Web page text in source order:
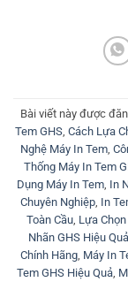
Bài viết này được
Tem GHS Cách Lựa
Nghệ Máy In Tem
Thống Máy In Tem
Dụng Máy In Tem In
Chuyên Nghiệp In
Toàn Cầu, Lựa
Nhãn GHS Hiệu Quả
Chính Hãng, Máy In
Tem GHS Hiệu Quả